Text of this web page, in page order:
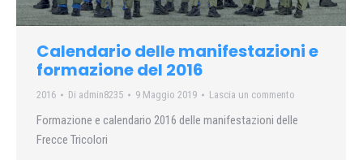
Calendario delle manifestazioni e
formazione del 2016
2016 Di admin8235 9 Maggio 2019 Lascia un commento
Formazione e calendario 2016 delle manifestazioni delle
Frecce Tricolori